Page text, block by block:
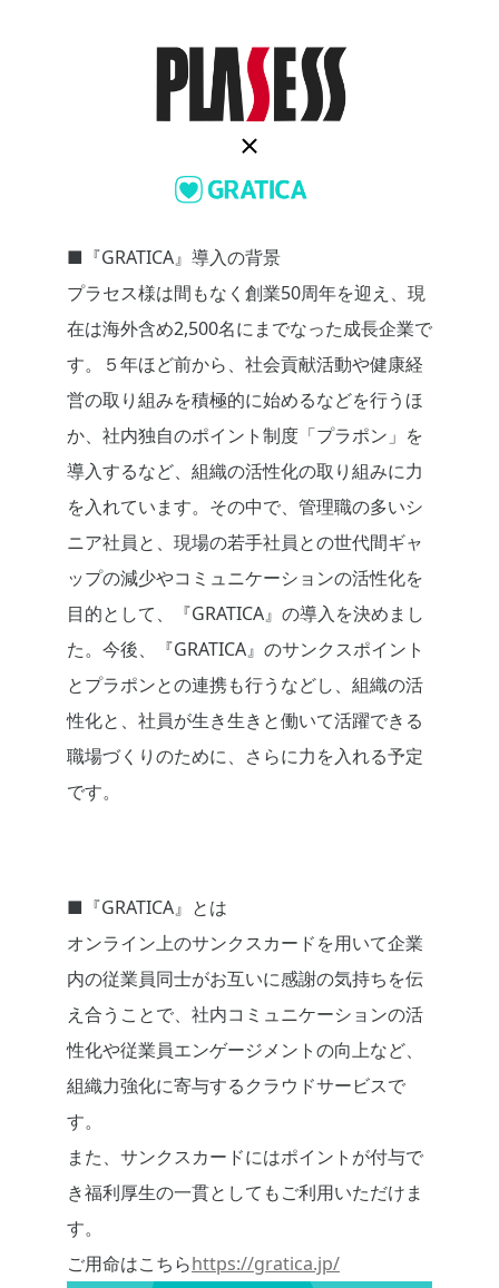
■『GRATICA』導入の背景
プラセス様は間もなく 創業50周年を迎え、 現
在は海外含め2,500名にまでなった成長企業で
す。 ５年ほど前から、社会貢献活動や健康経
営の取り組みを積極的に始めるなどを行うほ
か、社内独自のポイント制度「プラポン」を
導入するなど、組織の活性化の取り組みに力
を入れています。 その中で、 管理職の多いシ
ニア社員と 、現場の若手社員との世代間ギャ
ップの減少やコミュニケーションの活性化を
目的として、
『GRATICA』 の導入を決めまし
た。今後、
『GRATICA』 のサンクスポイント
とプラポンとの連携も行うなどし、 組織の活
性化と 、 社員が生き生きと働いて活躍できる
職場づくりのために、さらに力を入れる予定
です。
■『GRATICA』とは
オンライン上のサンクスカードを用いて企業
内の従業員同士がお互いに感謝の気持ちを伝
え合うことで、社内コミュニケーションの活
性化や従業員エンゲージメントの向上など、
組織力強化に寄与するクラウドサービスで
す。
また、サンクスカードにはポイントが付与で
き福利厚生の一貫としてもご利用いただけま
す。
ご用命はこちらhttps://gratica.jp/